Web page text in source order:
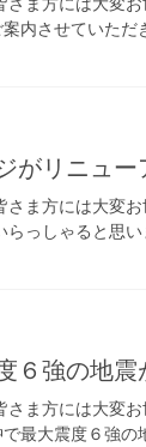
内させていた
がリニュー
さま方には大変
らっしゃると思
６強の地震
ま方には大変
最大震度６強